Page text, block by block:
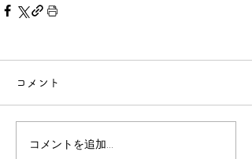
コメント
コメントを追加…